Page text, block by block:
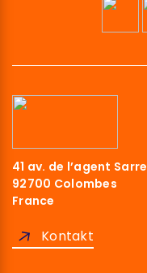
41 av. de l’agent Sarre
92700 Colombes
France
Kontakt